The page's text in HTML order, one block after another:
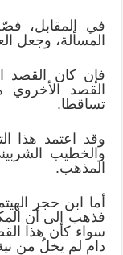
في المقابل،
المسألة، وجعل
فإن كان القصد
القصد الأخروي
تساقطا.
وقد اعتمد هذا
والخطيب
المذهب.
أما ابن حجر
فذهب إلى أن
سواء كان هذا
دام لم يخلُ من